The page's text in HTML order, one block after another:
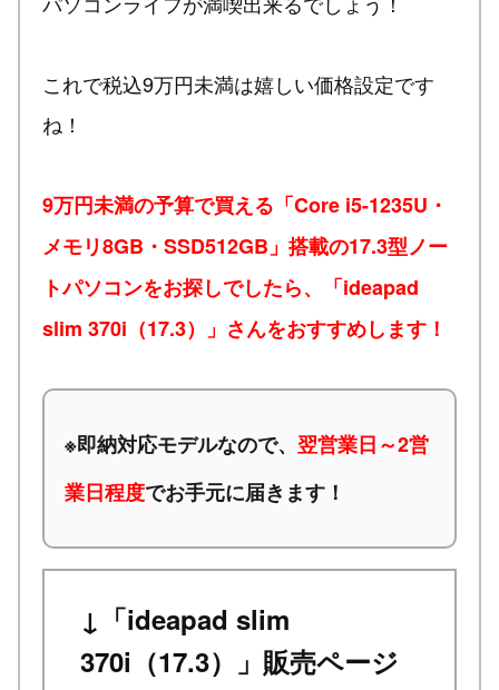
これで税込9万円未満は嬉しい価格設定です
ね！
9万円未満の予算で買える「Core i5-1235U・
メモリ8GB・SSD512GB」搭載の17.3型ノー
トパソコンをお探しでしたら、「ideapad
slim 370i（17.3）」さんをおすすめします！
※即納対応モデルなので、 翌営業日～2営
業日程度でお手元に届きます！
↓「ideapad slim
370i（17.3）」販売ページ